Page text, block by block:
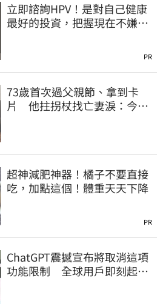
立即諮詢HPV！是對自己健康
最好的投資，把握現在不嫌
PR
73歲首次過父親節、拿到卡
片 他拄拐杖找亡妻淚：今天
超神減肥神器！橘子不要直接
吃，加點這個！體重天天下降
PR
ChatGPT震撼宣布將取消這項
功能限制 全球用戶即刻起